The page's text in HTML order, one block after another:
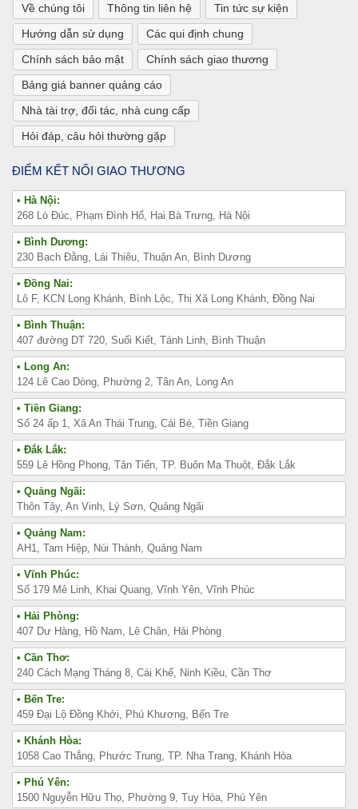
Về chúng tôi Thông tin liên hệ
Tin tức sự kiện
Hướng dẫn sử dụng
Các qui định chung
Chính sách bảo mật
Chính sách giao thương
Bảng giá banner quảng cáo
Nhà tài trợ, đối tác, nhà cung cấp
Hỏi đáp, câu hỏi thường gặp
ĐIỂM KẾT NỐI GIAO THƯƠNG
• Hà Nội:
268 Lò Đúc, Phạm Đình Hổ, Hai Bà Trưng, Hà Nội
• Bình Dương:
230 Bạch Đằng, Lái Thiêu, Thuận An, Bình Dương
• Đồng Nai:
Lô F, KCN Long Khánh, Bình Lộc, Thị Xã Long Khánh, Đồng Nai
• Bình Thuận:
407 đường DT 720, Suối Kiết, Tánh Linh, Bình Thuận
• Long An:
124 Lê Cao Dòng, Phường 2, Tân An, Long An
• Tiền Giang:
Số 24 ấp 1, Xã An Thái Trung, Cái Bè, Tiền Giang
• Đắk Lắk:
559 Lê Hồng Phong, Tân Tiến, TP. Buôn Ma Thuột, Đắk Lắk
• Quảng Ngãi:
Thôn Tây, An Vinh, Lý Sơn, Quảng Ngãi
• Quảng Nam:
AH1, Tam Hiệp, Núi Thành, Quảng Nam
• Vĩnh Phúc:
Số 179 Mê Linh, Khai Quang, Vĩnh Yên, Vĩnh Phúc
• Hải Phòng:
407 Dư Hàng, Hồ Nam, Lê Chân, Hải Phòng
• Cần Thơ:
240 Cách Mạng Tháng 8, Cái Khế, Ninh Kiều, Cần Thơ
• Bến Tre:
459 Đại Lộ Đồng Khởi, Phú Khương, Bến Tre
• Khánh Hòa:
1058 Cao Thắng, Phước Trung, TP. Nha Trang, Khánh Hòa
• Phú Yên:
1500 Nguyễn Hữu Thọ, Phường 9, Tuy Hòa, Phú Yên